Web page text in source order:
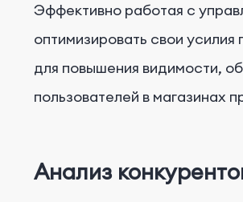
Эффективно работая с
оптимизировать свои
для повышения видимости,
пользователей в магазинах
Анализ